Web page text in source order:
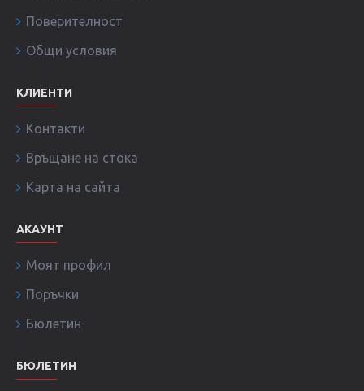
Поверителност
Общи условия
КЛИЕНТИ
Контакти
Връщане на стока
Карта на сайта
АКАУНТ
Моят профил
Поръчки
Бюлетин
БЮЛЕТИН